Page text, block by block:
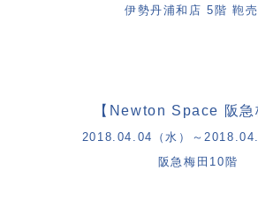
伊勢丹浦和店 5 階 鞄
【 Newton Space 阪急
2018.04.04 （水）～
阪急梅田 10 階